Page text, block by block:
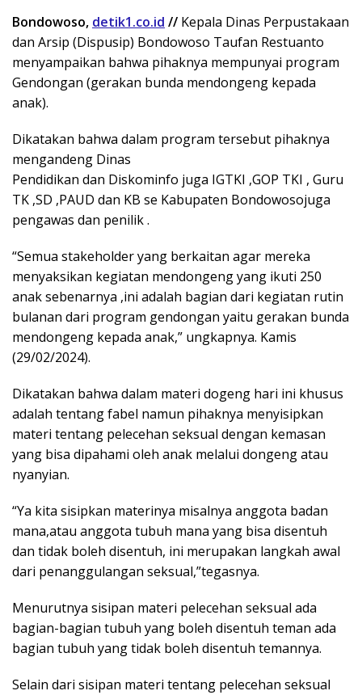
Bondowoso, detik1.co.id // Kepala Dinas Perpustakaan
dan Arsip (Dispusip) Bondowoso Taufan Restuanto
menyampaikan bahwa pihaknya mempunyai program
Gendongan (gerakan bunda mendongeng kepada
anak).
Dikatakan bahwa dalam program tersebut pihaknya
mengandeng Dinas
Pendidikan dan Diskominfo juga IGTKI ,GOP TKI , Guru
TK ,SD ,PAUD dan KB se Kabupaten Bondowosojuga
pengawas dan penilik .
“Semua stakeholder yang berkaitan agar mereka
menyaksikan kegiatan mendongeng yang ikuti 250
anak sebenarnya ,ini adalah bagian dari kegiatan rutin
bulanan dari program gendongan yaitu gerakan bunda
mendongeng kepada anak,” ungkapnya. Kamis
(29/02/2024).
Dikatakan bahwa dalam materi dogeng hari ini khusus
adalah tentang fabel namun pihaknya menyisipkan
materi tentang pelecehan seksual dengan kemasan
yang bisa dipahami oleh anak melalui dongeng atau
nyanyian.
“Ya kita sisipkan materinya misalnya anggota badan
mana,atau anggota tubuh mana yang bisa disentuh
dan tidak boleh disentuh, ini merupakan langkah awal
dari penanggulangan seksual,”tegasnya.
Menurutnya sisipan materi pelecehan seksual ada
bagian-bagian tubuh yang boleh disentuh teman ada
bagian tubuh yang tidak boleh disentuh temannya.
Selain dari sisipan materi tentang pelecehan seksual